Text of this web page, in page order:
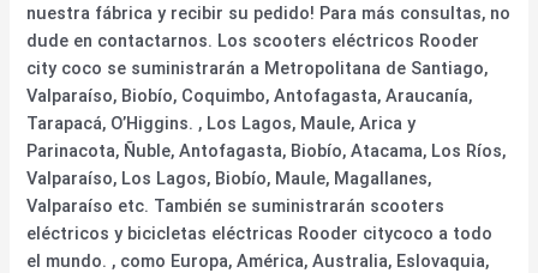
nuestra fábrica y recibir su pedido! Para más consultas, no
dude en contactarnos. Los scooters eléctricos Rooder
city coco se suministrarán a Metropolitana de Santiago,
Valparaíso, Biobío, Coquimbo, Antofagasta, Araucanía,
Tarapacá, O’Higgins. , Los Lagos, Maule, Arica y
Parinacota, Ñuble, Antofagasta, Biobío, Atacama, Los Ríos,
Valparaíso, Los Lagos, Biobío, Maule, Magallanes,
Valparaíso etc. También se suministrarán scooters
eléctricos y bicicletas eléctricas Rooder citycoco a todo
el mundo. , como Europa, América, Australia, Eslovaquia,